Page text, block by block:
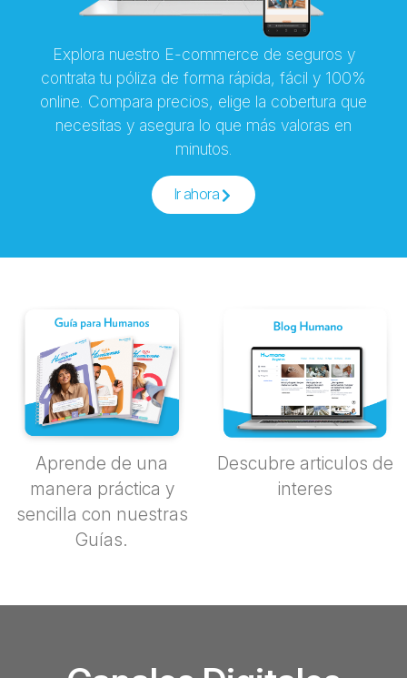
Explora nuestro E-commerce de seguros y
contrata tu póliza de forma rápida, fácil y 100%
online. Compara precios, elige la cobertura que
necesitas y asegura lo que más valoras en
minutos.
Ir ahora
Aprende de una
manera práctica y
sencilla con nuestras
Guías.
Descubre articulos de
interes